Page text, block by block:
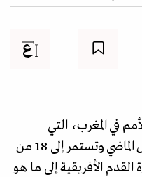
في المغرب، التي
انطلقت في 21 ديسمبر/ كانون الأول الماضي وتستمر إلى 18 من
الأفريقية إلى ما هو